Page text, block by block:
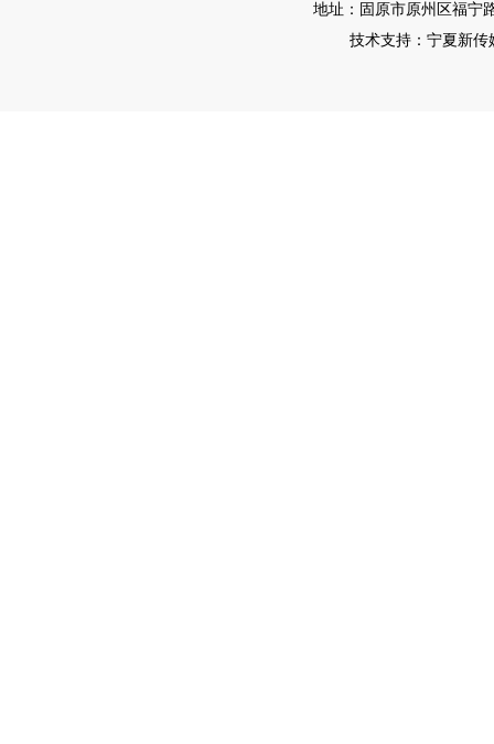
地址：固原市原州区福
技术支持：宁夏新传